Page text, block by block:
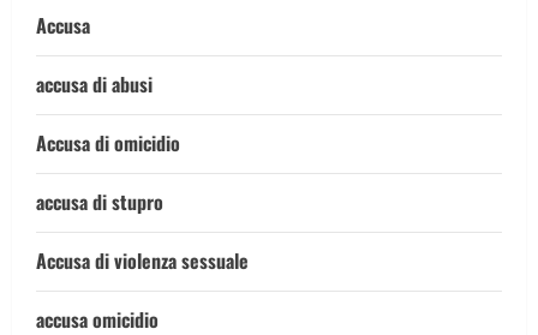
Accusa
accusa di abusi
Accusa di omicidio
accusa di stupro
Accusa di violenza sessuale
accusa omicidio